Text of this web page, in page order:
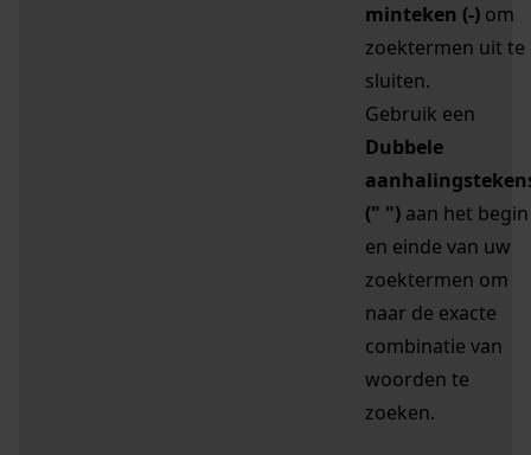
minteken (-) om
zoektermen uit te
sluiten.
Gebruik een
Dubbele
(" ") aan het begin
en einde van uw
zoektermen om
naar de exacte
combinatie van
woorden te
zoeken.